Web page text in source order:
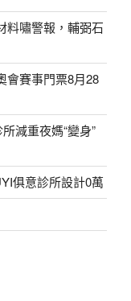
料嘯警報，輔弼石
會賽事門票8月28
減重夜媽“變身”
俱意診所設計0萬